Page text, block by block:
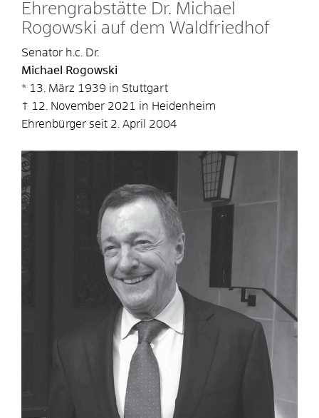
Ehrengrabstätte Dr. Michael
Rogowski auf dem Waldfriedhof
Senator h.c. Dr.
Michael Rogowski
* 13. März 1939 in Stuttgart
† 12. November 2021 in Heidenheim
Ehrenbürger seit 2. April 2004